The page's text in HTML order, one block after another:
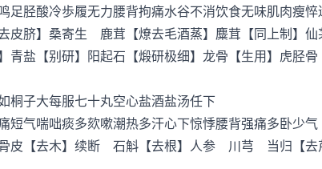
酸冷歩履无力腰背拘痛水谷不消饮食无味肌肉瘦悴
脐】桑寄生 鹿茸【燎去毛酒蒸】麋茸【同上制】仙
盐【别研】阳起石【煅研极细】龙骨【生用】虎胫
子大每服七十丸空心盐酒盐汤任下
喘咄痰多欬嗽潮热多汗心下惊悸腰背强痛多卧少气
皮【去木】续断 石斛【去根】人参 川芎 当归【